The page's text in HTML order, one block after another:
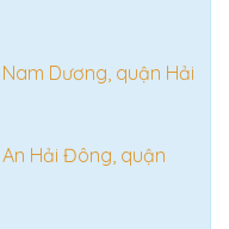
Dương, quận Hải
Hải Đông, quận